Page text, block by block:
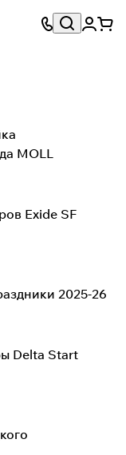
MOLL
Exide SF
2025-26
Delta Start